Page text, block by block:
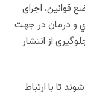
قوانین، اجرای
و درمان در جهت
از انتشار
تا با ارتباط